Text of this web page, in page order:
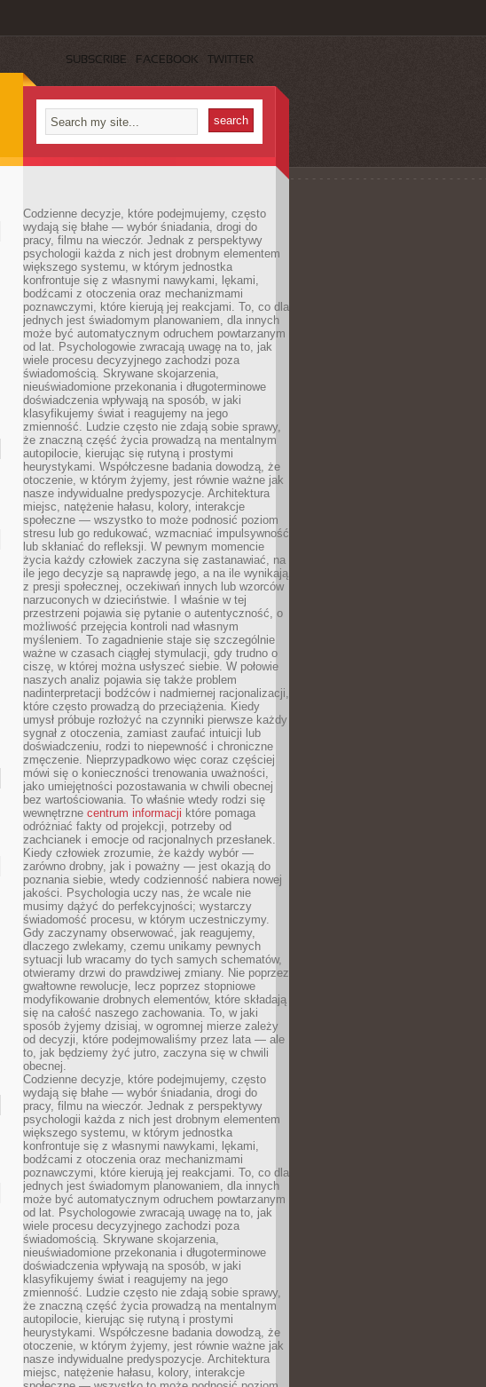
SUBSCRIBE FACEBOOK TWITTER
Codzienne decyzje, które podejmujemy, często
wydają się błahe — wybór śniadania, drogi do
pracy, filmu na wieczór. Jednak z perspektywy
psychologii każda z nich jest drobnym elementem
większego systemu, w którym jednostka
konfrontuje się z własnymi nawykami, lękami,
bodźcami z otoczenia oraz mechanizmami
poznawczymi, które kierują jej reakcjami. To, co dla
jednych jest świadomym planowaniem, dla innych
może być automatycznym odruchem powtarzanym
od lat. Psychologowie zwracają uwagę na to, jak
wiele procesu decyzyjnego zachodzi poza
świadomością. Skrywane skojarzenia,
nieuświadomione przekonania i długoterminowe
doświadczenia wpływają na sposób, w jaki
klasyfikujemy świat i reagujemy na jego
zmienność. Ludzie często nie zdają sobie sprawy,
że znaczną część życia prowadzą na mentalnym
autopilocie, kierując się rutyną i prostymi
heurystykami. Współczesne badania dowodzą, że
otoczenie, w którym żyjemy, jest równie ważne jak
nasze indywidualne predyspozycje. Architektura
miejsc, natężenie hałasu, kolory, interakcje
społeczne — wszystko to może podnosić poziom
stresu lub go redukować, wzmacniać impulsywność
lub skłaniać do refleksji. W pewnym momencie
życia każdy człowiek zaczyna się zastanawiać, na
ile jego decyzje są naprawdę jego, a na ile wynikają
z presji społecznej, oczekiwań innych lub wzorców
narzuconych w dzieciństwie. I właśnie w tej
przestrzeni pojawia się pytanie o autentyczność, o
możliwość przejęcia kontroli nad własnym
myśleniem. To zagadnienie staje się szczególnie
ważne w czasach ciągłej stymulacji, gdy trudno o
ciszę, w której można usłyszeć siebie. W połowie
naszych analiz pojawia się także problem
nadinterpretacji bodźców i nadmiernej racjonalizacji,
które często prowadzą do przeciążenia. Kiedy
umysł próbuje rozłożyć na czynniki pierwsze każdy
sygnał z otoczenia, zamiast zaufać intuicji lub
doświadczeniu, rodzi to niepewność i chroniczne
zmęczenie. Nieprzypadkowo więc coraz częściej
mówi się o konieczności trenowania uważności,
jako umiejętności pozostawania w chwili obecnej
bez wartościowania. To właśnie wtedy rodzi się
wewnętrzne centrum informacji które pomaga
odróżniać fakty od projekcji, potrzeby od
zachcianek i emocje od racjonalnych przesłanek.
Kiedy człowiek zrozumie, że każdy wybór —
zarówno drobny, jak i poważny — jest okazją do
poznania siebie, wtedy codzienność nabiera nowej
jakości. Psychologia uczy nas, że wcale nie
musimy dążyć do perfekcyjności; wystarczy
świadomość procesu, w którym uczestniczymy.
Gdy zaczynamy obserwować, jak reagujemy,
dlaczego zwlekamy, czemu unikamy pewnych
sytuacji lub wracamy do tych samych schematów,
otwieramy drzwi do prawdziwej zmiany. Nie poprzez
gwałtowne rewolucje, lecz poprzez stopniowe
modyfikowanie drobnych elementów, które składają
się na całość naszego zachowania. To, w jaki
sposób żyjemy dzisiaj, w ogromnej mierze zależy
od decyzji, które podejmowaliśmy przez lata — ale
to, jak będziemy żyć jutro, zaczyna się w chwili
obecnej.
Codzienne decyzje, które podejmujemy, często
wydają się błahe — wybór śniadania, drogi do
pracy, filmu na wieczór. Jednak z perspektywy
psychologii każda z nich jest drobnym elementem
większego systemu, w którym jednostka
konfrontuje się z własnymi nawykami, lękami,
bodźcami z otoczenia oraz mechanizmami
poznawczymi, które kierują jej reakcjami. To, co dla
jednych jest świadomym planowaniem, dla innych
może być automatycznym odruchem powtarzanym
od lat. Psychologowie zwracają uwagę na to, jak
wiele procesu decyzyjnego zachodzi poza
świadomością. Skrywane skojarzenia,
nieuświadomione przekonania i długoterminowe
doświadczenia wpływają na sposób, w jaki
klasyfikujemy świat i reagujemy na jego
zmienność. Ludzie często nie zdają sobie sprawy,
że znaczną część życia prowadzą na mentalnym
autopilocie, kierując się rutyną i prostymi
heurystykami. Współczesne badania dowodzą, że
otoczenie, w którym żyjemy, jest równie ważne jak
nasze indywidualne predyspozycje. Architektura
miejsc, natężenie hałasu, kolory, interakcje